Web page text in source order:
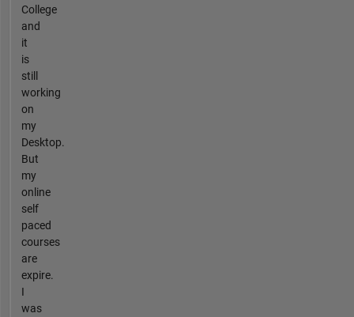
College
and
it
is
still
working
on
my
Desktop.
But
my
online
self
paced
courses
are
expire.
I
was